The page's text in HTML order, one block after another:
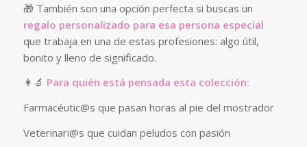
🎁 También son una opción perfecta si buscas un
regalo personalizado para esa persona especial
que trabaja en una de estas profesiones: algo útil,
bonito y lleno de significado.
👩‍🔬 Para quién está pensada esta colección:
Farmacéutic@s que pasan horas al pie del mostrador
Veterinari@s que cuidan peludos con pasión